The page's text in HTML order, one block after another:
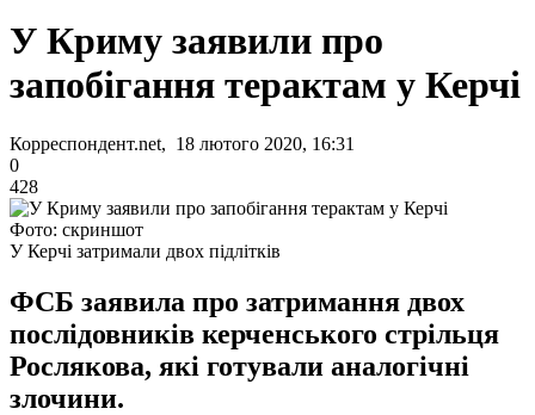
У Криму заявили про
запобігання терактам у Керчі
Корреспондент.net, 18 лютого 2020, 16:31
0
428
Фото: скриншот
У Керчі затримали двох підлітків
ФСБ заявила про затримання двох
послідовників керченського стрільця
Рослякова, які готували аналогічні
злочини.